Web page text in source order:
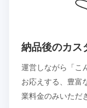
納品後のカス
運営しながら「こ
お応えする、豊富
業料金のみいただ